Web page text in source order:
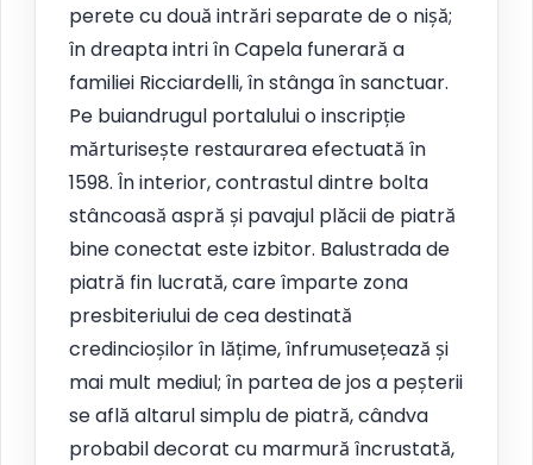
perete cu două intrări separate de o nișă;
în dreapta intri în Capela funerară a
familiei Ricciardelli, în stânga în sanctuar.
Pe buiandrugul portalului o inscripție
mărturisește restaurarea efectuată în
1598. În interior, contrastul dintre bolta
stâncoasă aspră și pavajul plăcii de piatră
bine conectat este izbitor. Balustrada de
piatră fin lucrată, care împarte zona
presbiteriului de cea destinată
credincioșilor în lățime, înfrumusețează și
mai mult mediul; în partea de jos a peșterii
se află altarul simplu de piatră, cândva
probabil decorat cu marmură încrustată,